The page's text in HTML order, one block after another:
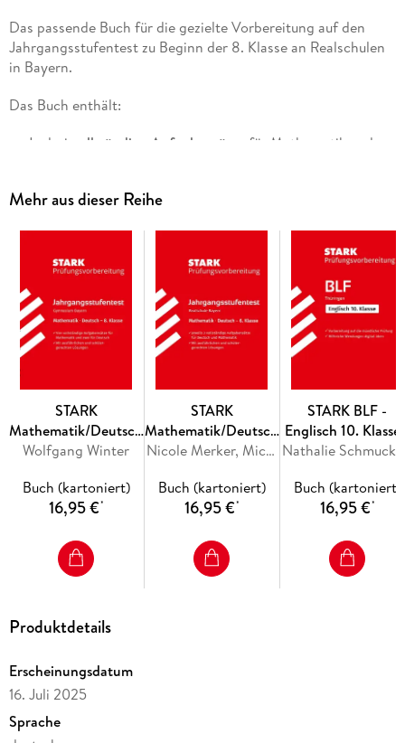
Das passende Buch für die gezielte Vorbereitung auf den
Jahrgangsstufentest zu Beginn der 8. Klasse an Realschulen
in Bayern.
Das Buch enthält:
Je drei
vollständige Aufgabensätze
für Mathematik und
Ausführliche und schülergerechte
hilfreichenTipps zu allen Aufgaben - perfekt zur
Selbstkontrolle
Angaben zu
Punkteverteilungund
Nützliche Informationen zu
Anforderungen
des Jahrgangsstufentests - so gibt es keine böse
Überraschung!
_ Perfekt vorbereitet in den Jahrgangsstufentest!
Mehr aus dieser Reihe
STARK
Mathematik/Deutsch
8. Klasse -
Gymnasium Bayern -
Prüfungsvorbereitung
Wolfgang Winter
Buch (kartoniert)
16,95 €*
STARK
Mathematik/Deutsch
6. Klasse -
Realschule Bayern -
Prüfungsvorbereitung
Nicole Merker, Michaela Schabel
Buch (kartoniert)
16,95 €*
STARK BLF -
Englisch 10. Klasse
Thüringen
Buch (kartoniert)
16,95 €*
Produktdetails
Erscheinungsdatum
16. Juli 2025
Sprache